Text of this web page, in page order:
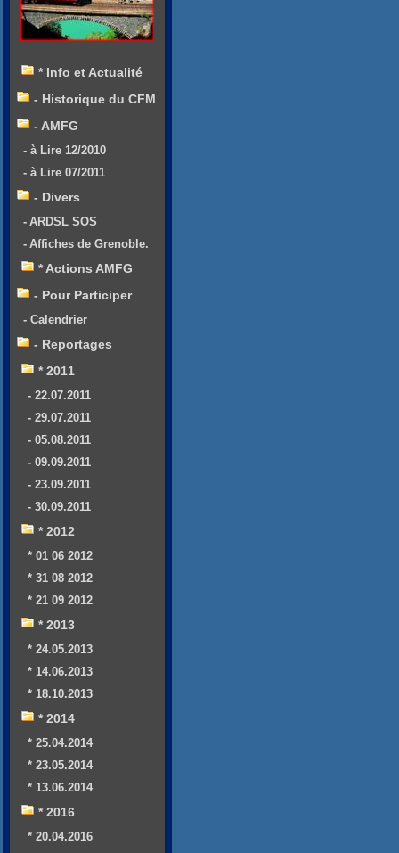
* Info et Actualité
- Historique du CFM
- AMFG
- à Lire 12/2010
- à Lire 07/2011
- Divers
- ARDSL SOS
- Affiches de Grenoble.
* Actions AMFG
- Pour Participer
- Calendrier
- Reportages
* 2011
- 22.07.2011
- 29.07.2011
- 05.08.2011
- 09.09.2011
- 23.09.2011
- 30.09.2011
* 2012
* 01 06 2012
* 31 08 2012
* 21 09 2012
* 2013
* 24.05.2013
* 14.06.2013
* 18.10.2013
* 2014
* 25.04.2014
* 23.05.2014
* 13.06.2014
* 2016
* 20.04.2016